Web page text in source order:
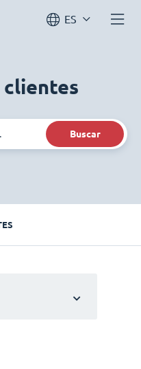
ES
clientes
Buscar